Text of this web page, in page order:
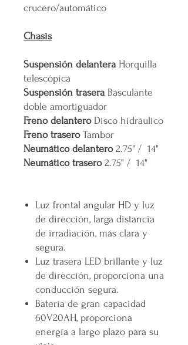
crucero/automático
Chasis
Suspensión delantera Horquilla
telescópica
Suspensión trasera Basculante
doble amortiguador
Freno delantero Disco hidráulico
Freno trasero Tambor
Neumático delantero2.75" / 14"
Neumático trasero2.75" / 14"
Luz frontal angular HD y luz
de dirección, larga distancia
de irradiación, más clara y
segura.
Luz trasera LED brillante y luz
de dirección, proporciona una
conducción segura.
Batería de gran capacidad
60V20AH, proporciona
energía a largo plazo para su